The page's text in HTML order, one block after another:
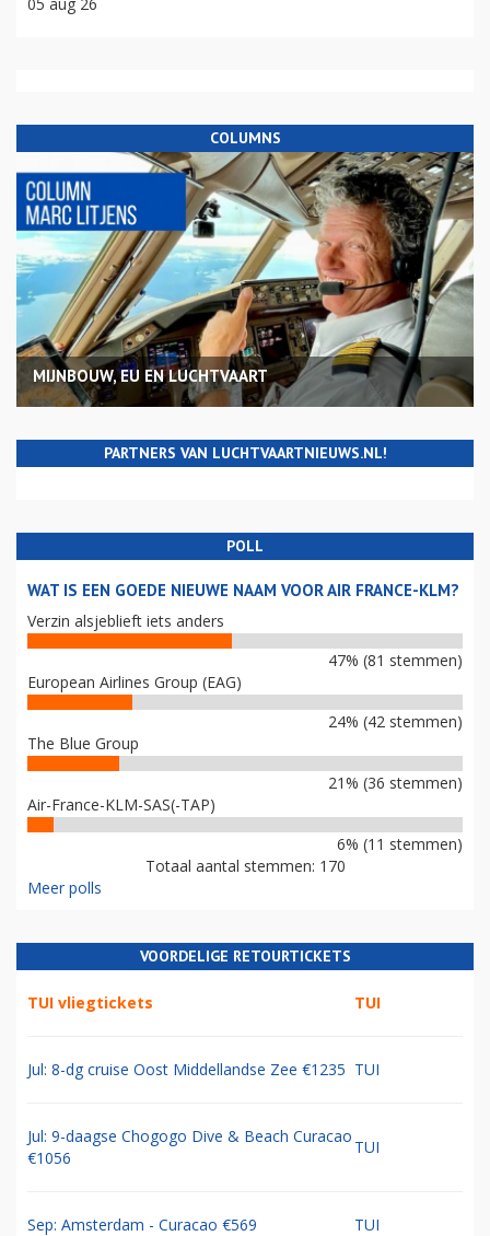
COLUMNS
MIJNBOUW, EU EN LUCHTVAART
PARTNERS VAN LUCHTVAARTNIEUWS.NL!
POLL
WAT IS EEN GOEDE NIEUWE NAAM VOOR AIR FRANCE-KLM?
Verzin alsjeblieft iets anders
47% (81 stemmen)
European Airlines Group (EAG)
24% (42 stemmen)
The Blue Group
21% (36 stemmen)
Air-France-KLM-SAS(-TAP)
6% (11 stemmen)
Totaal aantal stemmen: 170
Meer polls
VOORDELIGE RETOURTICKETS
TUI vliegtickets TUI
Jul: 8-dg cruise Oost Middellandse Zee €1235 TUI
Jul: 9-daagse Chogogo Dive & Beach Curacao
€1056
TUI
Sep: Amsterdam - Curacao €569 TUI